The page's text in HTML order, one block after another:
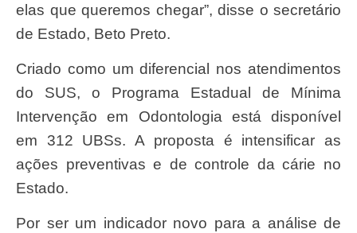
elas que queremos chegar”, disse o secretário
de Estado, Beto Preto.
Criado como um diferencial nos atendimentos
do SUS, o Programa Estadual de Mínima
Intervenção em Odontologia está disponível
em 312 UBSs. A proposta é intensificar as
ações preventivas e de controle da cárie no
Estado.
Por ser um indicador novo para a análise de